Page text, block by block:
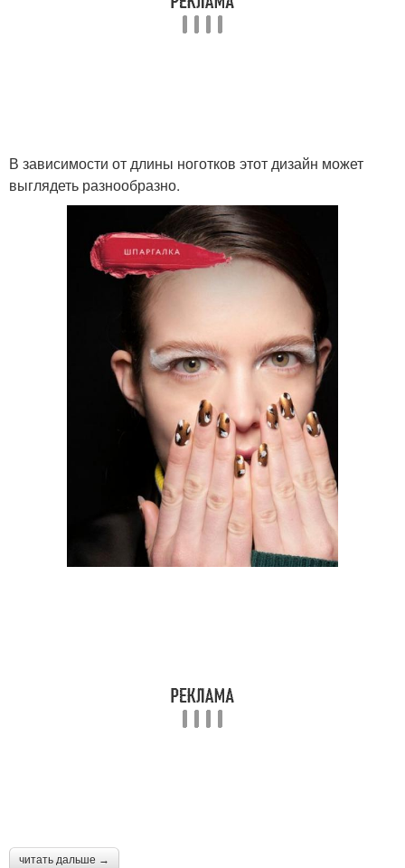
Френч-новинки с
короткие ногти Длинные ногти
Рисунки на прозрачном
Текстуры на ногтях
Графические рисунки
Дизайн на короткие
Лак на короткие ногти
В зависимости от длины ноготков этот дизайн может
выглядеть разнообразно.
читать дальше →